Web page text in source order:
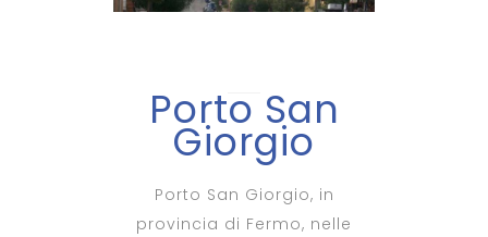
Porto San
Giorgio
Porto San Giorgio, in
provincia di Fermo, nelle